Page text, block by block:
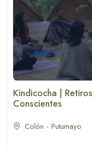
Kindicocha |
Conscientes
Colón - Putumayo